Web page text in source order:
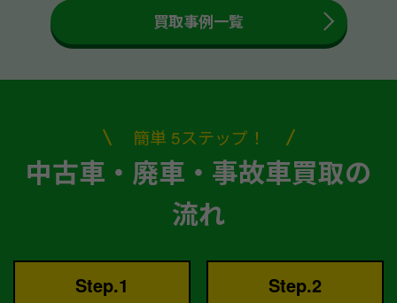
買取事例一覧
簡単 5ステップ！
中古車・廃車・事故車買取の
流れ
Step.1 Step.2